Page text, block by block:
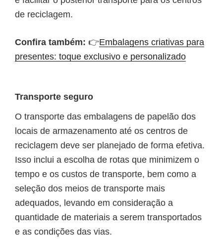
de reciclagem.
Confira também: 👉Embalagens criativas para
presentes: toque exclusivo e personalizado
Transporte seguro
O transporte das embalagens de papelão dos
locais de armazenamento até os centros de
reciclagem deve ser planejado de forma efetiva.
Isso inclui a escolha de rotas que minimizem o
tempo e os custos de transporte, bem como a
seleção dos meios de transporte mais
adequados, levando em consideração a
quantidade de materiais a serem transportados
e as condições das vias.